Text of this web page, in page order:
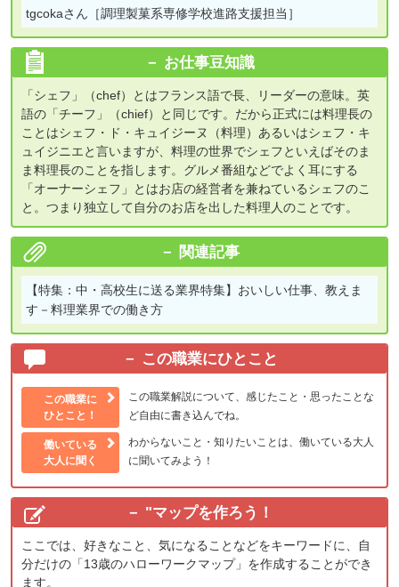
tgcokaさん［調理製菓系専修学校進路支援担当］
お仕事豆知識
「シェフ」（chef）とはフランス語で長、リーダーの意味。英
語の「チーフ」（chief）と同じです。だから正式には料理長の
ことはシェフ・ド・キュイジーヌ（料理）あるいはシェフ・キ
ュイジニエと言いますが、料理の世界でシェフといえばそのま
ま料理長のことを指します。グルメ番組などでよく耳にする
「オーナーシェフ」とはお店の経営者を兼ねているシェフのこ
と。つまり独立して自分のお店を出した料理人のことです。
関連記事
【特集：中・高校生に送る業界特集】 おいしい仕事、教えま
す－料理業界での働き方
この職業にひとこと
この職業に
ひとこと！
この職業解説について、感じたこと・思ったことな
ど自由に書き込んでね。
働いている
大人に聞く
わからないこと・知りたいことは、働いている大人
に聞いてみよう！
"マップを作ろう！
ここでは、好きなこと、気になることなどをキーワードに、自
分だけの「13歳のハローワークマップ」を作成することができ
ます。